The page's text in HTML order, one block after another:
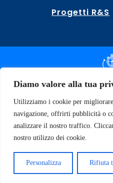
Diamo valore alla tua
Utilizziamo i cookie per
navigazione, offrirti pubblicità o
analizzare il nostro traffico.
nostro utilizzo dei cookie.
Personalizza Rifiuta
Progetti R&S
© 2026 SOFT
Privacy Policy